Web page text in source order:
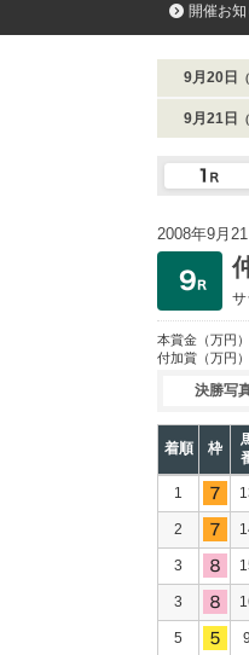
開催お
9月20日
9月21日
2008年9月
本賞金 （万円）
付加賞 （万円）
決勝写
着順 枠
1
2
3
3
5 9